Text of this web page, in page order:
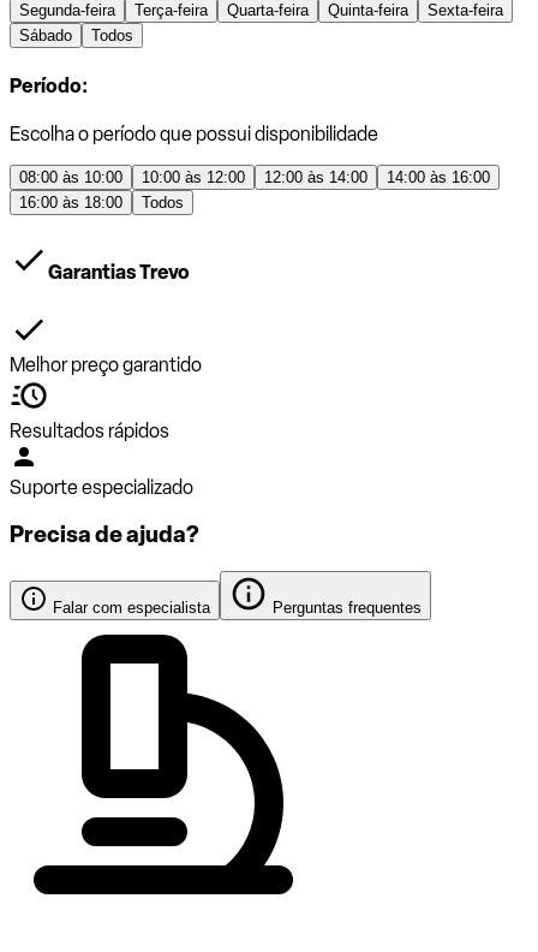
Segunda-feira Terça-feira Quarta-feira Quinta-feira
Sexta-feira
Sábado
Todos
Período:
Escolha o período que possui disponibilidade
08:00 às 10:00 10:00 às 12:00 12:00 às 14:00
14:00 às 16:00
16:00 às 18:00
Todos
Garantias Trevo
Melhor preço garantido
Resultados rápidos
Suporte especializado
Precisa de ajuda?
Falar com especialista Perguntas frequentes